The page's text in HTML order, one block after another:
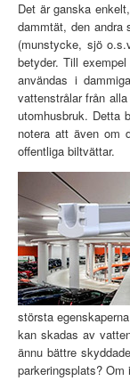
Det är ganska
dammtät, den
(munstycke, sjö
betyder. Till
användas i
vattenstrålar från
utomhusbruk. Detta
notera att även om
offentliga biltvättar.
största
kan skadas av
ännu bättre
parkeringsplats?